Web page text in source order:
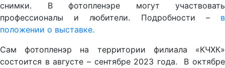
снимки. В фотопленэре могут участвовать
профессионалы и любители. Подробности – в
положении о выставке.
Сам фотопленэр на территории филиала «КЧХК»
состоится в августе – сентябре 2023 года. В октябре